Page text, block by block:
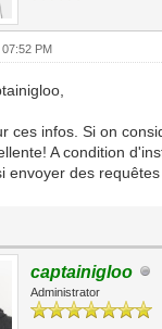
PM
ces infos. Si on
A condition
envoyer des
captainigloo
Administrator